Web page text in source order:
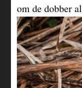
om de dobber